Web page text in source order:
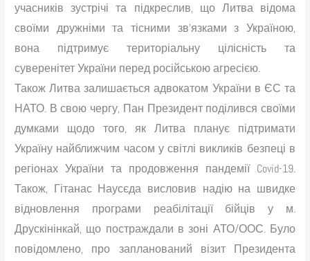
учасників зустрічі та підкреслив, що Литва відома
своїми дружніми та тісними зв’язками з Україною,
вона підтримує територіальну цілісність та
суверенітет України перед російською агресією.
Також Литва залишається адвокатом України в ЄС та
НАТО. В свою чергу, Пан Президент поділився своїми
думками щодо того, як Литва планує підтримати
Україну найближчим часом у світлі викликів безпеці в
регіонах України та продовження пандемії Covid-19.
Також, Гітанас Наусєда висловив надію на швидке
відновлення програми реабілітації бійців у м.
Друскінінкай, що постраждали в зоні АТО/ООС. Було
повідомлено, про запланований візит Президента